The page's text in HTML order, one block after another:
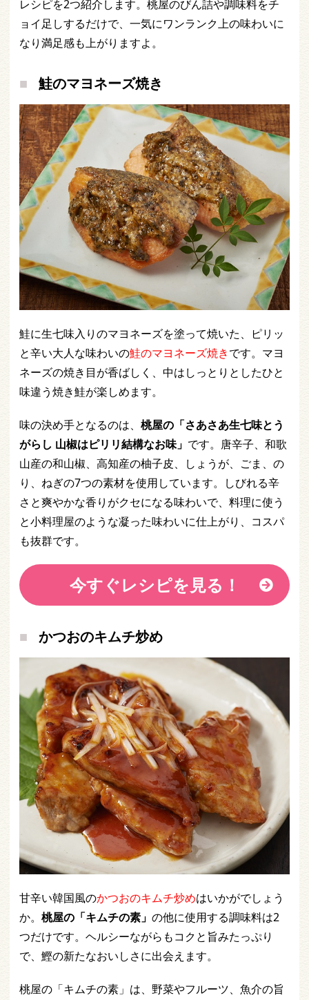
レシピを2つ紹介します。桃屋のびん詰や調味料をチ
ョイ足しするだけで、一気にワンランク上の味わいに
なり満足感も上がりますよ。
鮭のマヨネーズ焼き
鮭に生七味入りのマヨネーズを塗って焼いた、ピリッ
と辛い大人な味わいの鮭のマヨネーズ焼きです。マヨ
ネーズの焼き目が香ばしく、中はしっとりとしたひと
味違う焼き鮭が楽しめます。
味の決め手となるのは、 桃屋の「さあさあ生七味とう
がらし 山椒はピリリ結構なお味」 です。唐辛子、和歌
山産の和山椒、高知産の柚子皮、しょうが、ごま、の
り、ねぎの7つの素材を使用しています。しびれる辛
さと爽やかな香りがクセになる味わいで、料理に使う
と小料理屋のような凝った味わいに仕上がり、コスパ
も抜群です。
今すぐレシピを見る！
かつおのキムチ炒め
甘辛い韓国風のかつおのキムチ炒めはいかがでしょう
か。 桃屋の「キムチの素」 の他に使用する調味料は2
つだけです。ヘルシーながらもコクと旨みたっぷり
で、鰹の新たなおいしさに出会えます。
桃屋の「キムチの素」は、野菜やフルーツ、魚介の旨